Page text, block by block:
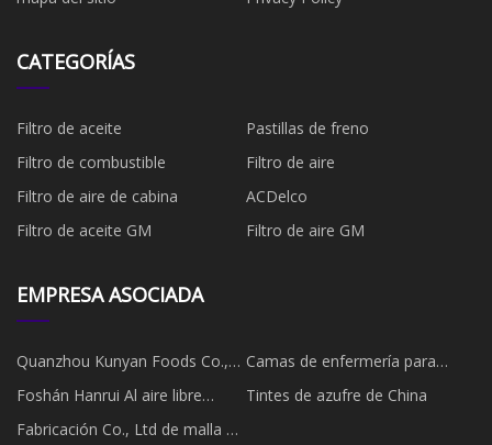
CATEGORÍAS
Filtro de aceite
Pastillas de freno
Filtro de combustible
​Filtro de aire
Filtro de aire de cabina
ACDelco
Filtro de aceite GM
Filtro de aire GM
EMPRESA ASOCIADA
Quanzhou Kunyan Foods Co.,
Ltd.
Camas de enfermería para
hospitales fabricadas en China
Foshán Hanrui Al aire libre
Productos Co., Limitado
Tintes de azufre de China
Fabricación Co., Ltd de malla de